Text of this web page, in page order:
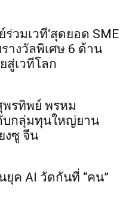
วมเวที‘สุดยอด SME
างวัลพิเศษ 6 ด้าน
สู่เวทีโลก
พรทิพย์ พรหม
บกลุ่มทุนใหญ่ยาน
ซู จีน
ยุค AI วัดกันที่ “คน”